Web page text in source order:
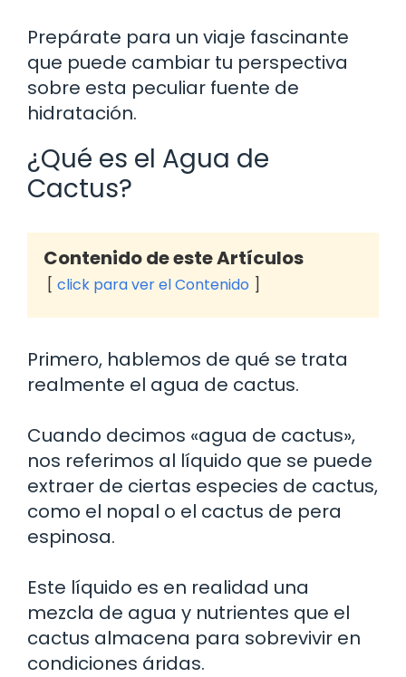
Prepárate para un viaje fascinante
que puede cambiar tu perspectiva
sobre esta peculiar fuente de
hidratación.
¿Qué es el Agua de
Cactus?
Contenido de este Artículos
click para ver el Contenido
Primero, hablemos de qué se trata
realmente el agua de cactus.
Cuando decimos «agua de cactus»,
nos referimos al líquido que se puede
extraer de ciertas especies de cactus,
como el nopal o el cactus de pera
espinosa.
Este líquido es en realidad una
mezcla de agua y nutrientes que el
cactus almacena para sobrevivir en
condiciones áridas.